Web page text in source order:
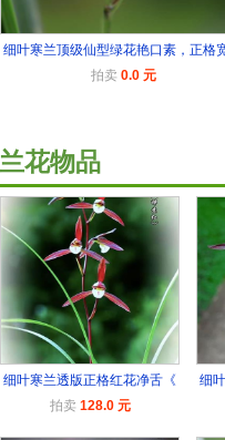
细叶寒兰顶级仙型绿花艳口素，正格
拍卖 0.0 元
兰花物品
细叶寒兰透版正格红花净舌《
拍卖 128.0 元
细